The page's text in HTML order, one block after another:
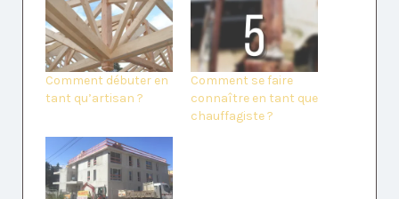
Comment débuter en
tant qu’artisan ?
Comment se faire
connaître en tant que
chauffagiste ?